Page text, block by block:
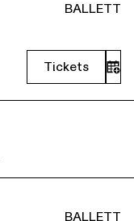
BALLETT
Tickets
BALLETT